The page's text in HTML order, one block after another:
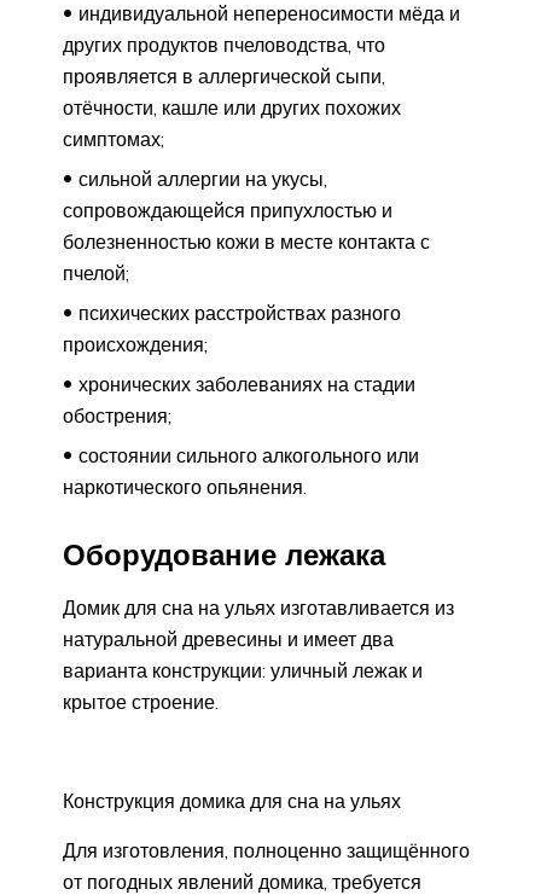
индивидуальной непереносимости мёда и
других продуктов пчеловодства, что
проявляется в аллергической сыпи,
отёчности, кашле или других похожих
симптомах;
сильной аллергии на укусы,
сопровождающейся припухлостью и
болезненностью кожи в месте контакта с
пчелой;
психических расстройствах разного
происхождения;
хронических заболеваниях на стадии
обострения;
состоянии сильного алкогольного или
наркотического опьянения.
Оборудование лежака
Домик для сна на ульях изготавливается из
натуральной древесины и имеет два
варианта конструкции: уличный лежак и
крытое строение.
Конструкция домика для сна на ульях
Для изготовления, полноценно защищённого
от погодных явлений домика, требуется